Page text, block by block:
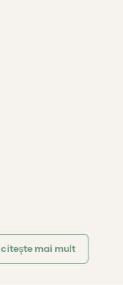
citeşte mai mult